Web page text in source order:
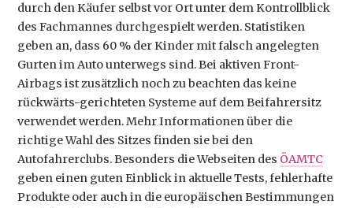
durch den Käufer selbst vor Ort unter dem Kontrollblick
des Fachmannes durchgespielt werden. Statistiken
geben an, dass 60 % der Kinder mit falsch angelegten
Gurten im Auto unterwegs sind. Bei aktiven Front-
Airbags ist zusätzlich noch zu beachten das keine
rückwärts-gerichteten Systeme auf dem Beifahrersitz
verwendet werden. Mehr Informationen über die
richtige Wahl des Sitzes finden sie bei den
Autofahrerclubs. Besonders die Webseiten des ÖAMTC
geben einen guten Einblick in aktuelle Tests, fehlerhafte
Produkte oder auch in die europäischen Bestimmungen